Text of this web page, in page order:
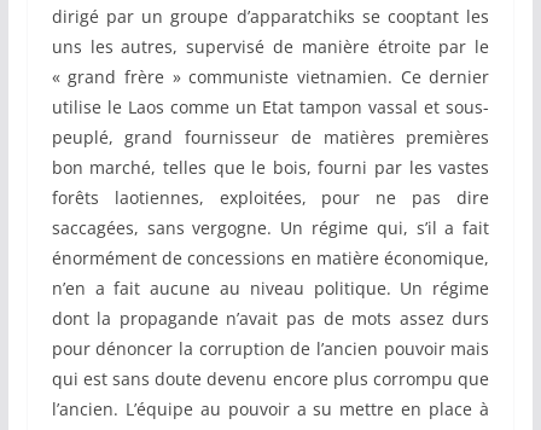
dirigé par un groupe d’apparatchiks se cooptant les
uns les autres, supervisé de manière étroite par le
« grand frère » communiste vietnamien. Ce dernier
utilise le Laos comme un Etat tampon vassal et sous-
peuplé, grand fournisseur de matières premières
bon marché, telles que le bois, fourni par les vastes
forêts laotiennes, exploitées, pour ne pas dire
saccagées, sans vergogne. Un régime qui, s’il a fait
énormément de concessions en matière économique,
n’en a fait aucune au niveau politique. Un régime
dont la propagande n’avait pas de mots assez durs
pour dénoncer la corruption de l’ancien pouvoir mais
qui est sans doute devenu encore plus corrompu que
l’ancien. L’équipe au pouvoir a su mettre en place à